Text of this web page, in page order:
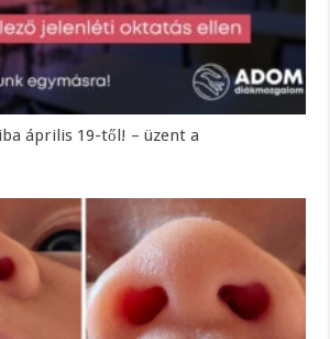
április 19-től! – üzent a